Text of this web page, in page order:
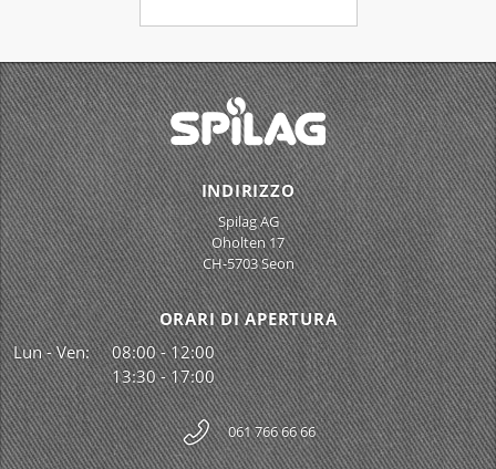
INDIRIZZO
Spilag AG
Oholten 17
CH-5703 Seon
ORARI DI APERTURA
Lun - Ven:
08:00 - 12:00
13:30 - 17:00
061 766 66 66